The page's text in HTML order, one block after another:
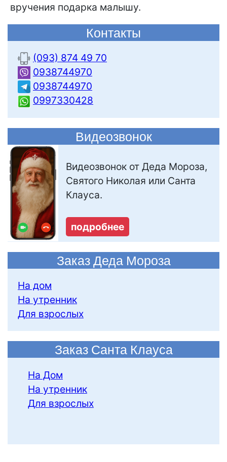
вручения подарка малышу.
Контакты
(093) 874 49 70
0938744970
0938744970
0997330428
Видеозвонок
Видеозвонок от Деда Мороза,
Святого Николая или Санта
Клауса.
подробнее
Заказ Деда Мороза
На дом
На утренник
Для взрослых
Заказ Санта Клауса
На Дом
На утренник
Для взрослых